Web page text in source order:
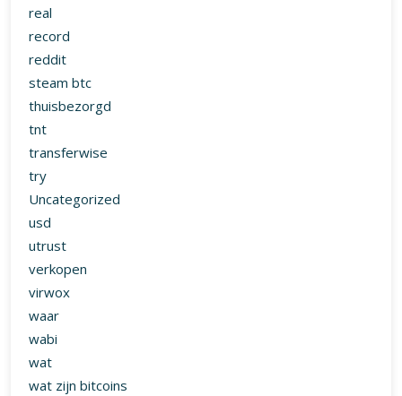
real
record
reddit
steam btc
thuisbezorgd
tnt
transferwise
try
Uncategorized
usd
utrust
verkopen
virwox
waar
wabi
wat
wat zijn bitcoins